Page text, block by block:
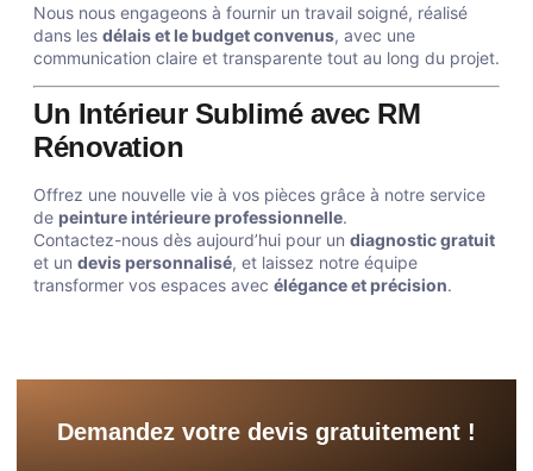
Nous nous engageons à fournir un travail soigné, réalisé
dans les délais et le budget convenus, avec une
communication claire et transparente tout au long du projet.
Un Intérieur Sublimé avec RM
Rénovation
Offrez une nouvelle vie à vos pièces grâce à notre service
de peinture intérieure professionnelle.
Contactez-nous dès aujourd’hui pour un diagnostic gratuit
et un devis personnalisé, et laissez notre équipe
transformer vos espaces avec élégance et précision.
Demandez votre devis gratuitement !